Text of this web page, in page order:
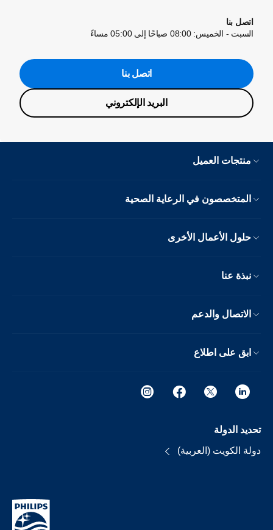
اتصل بنا
السبت - الخميس: 08:00 صباحًا إلى 05:00 مساءً
اتصل بنا
البريد الإلكتروني
منتجات العميل
المتخصصون في الرعاية الصحية
حلول الأعمال الأخرى
نبذة عنا
الاتصال والدعم
ابق على اطلاع
تحديد الدولة
دولة الكويت (العربية)